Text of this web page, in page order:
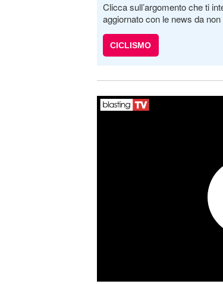
Clicca sull’argomento che ti
aggiornato con le news da non
CICLISMO